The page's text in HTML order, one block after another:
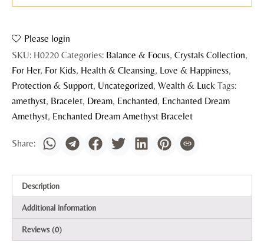
Please login
SKU: H0220 Categories: Balance & Focus, Crystals Collection,
For Her, For Kids, Health & Cleansing, Love & Happiness,
Protection & Support, Uncategorized, Wealth & Luck Tags:
amethyst, Bracelet, Dream, Enchanted, Enchanted Dream
Amethyst, Enchanted Dream Amethyst Bracelet
Description
Additional information
Reviews (0)